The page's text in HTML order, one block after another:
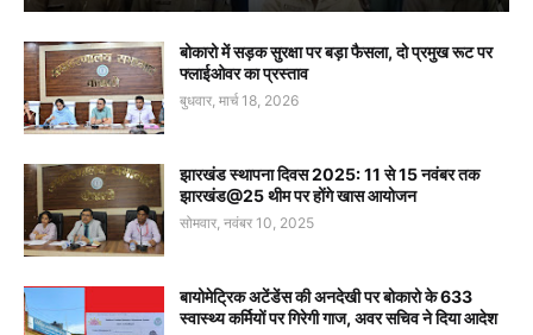
बोकारो में सड़क सुरक्षा पर बड़ा फैसला, दो प्रमुख रूट पर
फ्लाईओवर का प्रस्ताव
बुधवार, मार्च 18, 2026
झारखंड स्थापना दिवस 2025: 11 से 15 नवंबर तक
झारखंड@25 थीम पर होंगे खास आयोजन
सोमवार, नवंबर 10, 2025
बायोमेट्रिक अटेंडेंस की अनदेखी पर बोकारो के 633
स्वास्थ्य कर्मियों पर गिरेगी गाज, अवर सचिव ने दिया आदेश